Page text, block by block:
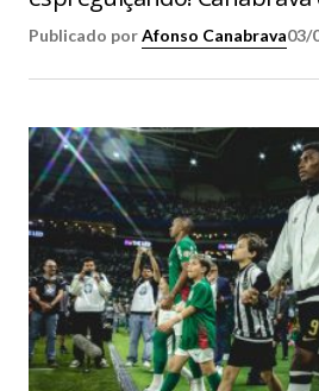
Publicado porAfonso Canabrava03/